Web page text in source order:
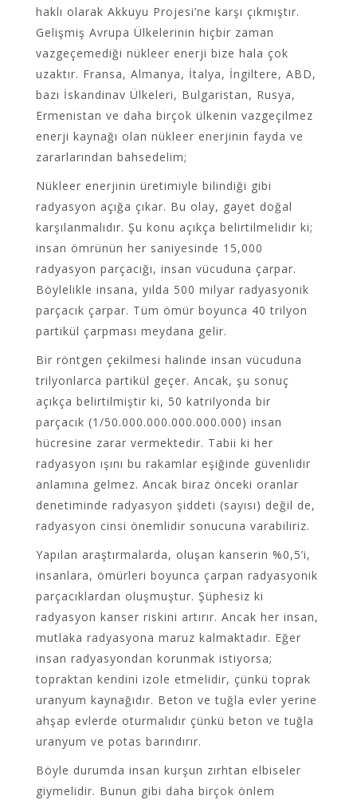
haklı olarak Akkuyu Projesi’ne karşı çıkmıştır.
Gelişmiş Avrupa Ülkelerinin hiçbir zaman
vazgeçemediği nükleer enerji bize hala çok
uzaktır. Fransa, Almanya, İtalya, İngiltere, ABD,
bazı İskandinav Ülkeleri, Bulgaristan, Rusya,
Ermenistan ve daha birçok ülkenin vazgeçilmez
enerji kaynağı olan nükleer enerjinin fayda ve
zararlarından bahsedelim;
Nükleer enerjinin üretimiyle bilindiği gibi
radyasyon açığa çıkar. Bu olay, gayet doğal
karşılanmalıdır. Şu konu açıkça belirtilmelidir ki;
insan ömrünün her saniyesinde 15,000
radyasyon parçacığı, insan vücuduna çarpar.
Böylelikle insana, yılda 500 milyar radyasyonik
parçacık çarpar. Tüm ömür boyunca 40 trilyon
partikül çarpması meydana gelir.
Bir röntgen çekilmesi halinde insan vücuduna
trilyonlarca partikül geçer. Ancak, şu sonuç
açıkça belirtilmiştir ki, 50 katrilyonda bir
parçacık (1/50.000.000.000.000.000) insan
hücresine zarar vermektedir. Tabii ki her
radyasyon ışını bu rakamlar eşiğinde güvenlidir
anlamına gelmez. Ancak biraz önceki oranlar
denetiminde radyasyon şiddeti (sayısı) değil de,
radyasyon cinsi önemlidir sonucuna varabiliriz.
Yapılan araştırmalarda, oluşan kanserin %0,5’i,
insanlara, ömürleri boyunca çarpan radyasyonik
parçacıklardan oluşmuştur. Şüphesiz ki
radyasyon kanser riskini artırır. Ancak her insan,
mutlaka radyasyona maruz kalmaktadır. Eğer
insan radyasyondan korunmak istiyorsa;
topraktan kendini izole etmelidir, çünkü toprak
uranyum kaynağıdır. Beton ve tuğla evler yerine
ahşap evlerde oturmalıdır çünkü beton ve tuğla
uranyum ve potas barındırır.
Böyle durumda insan kurşun zırhtan elbiseler
giymelidir. Bunun gibi daha birçok önlem